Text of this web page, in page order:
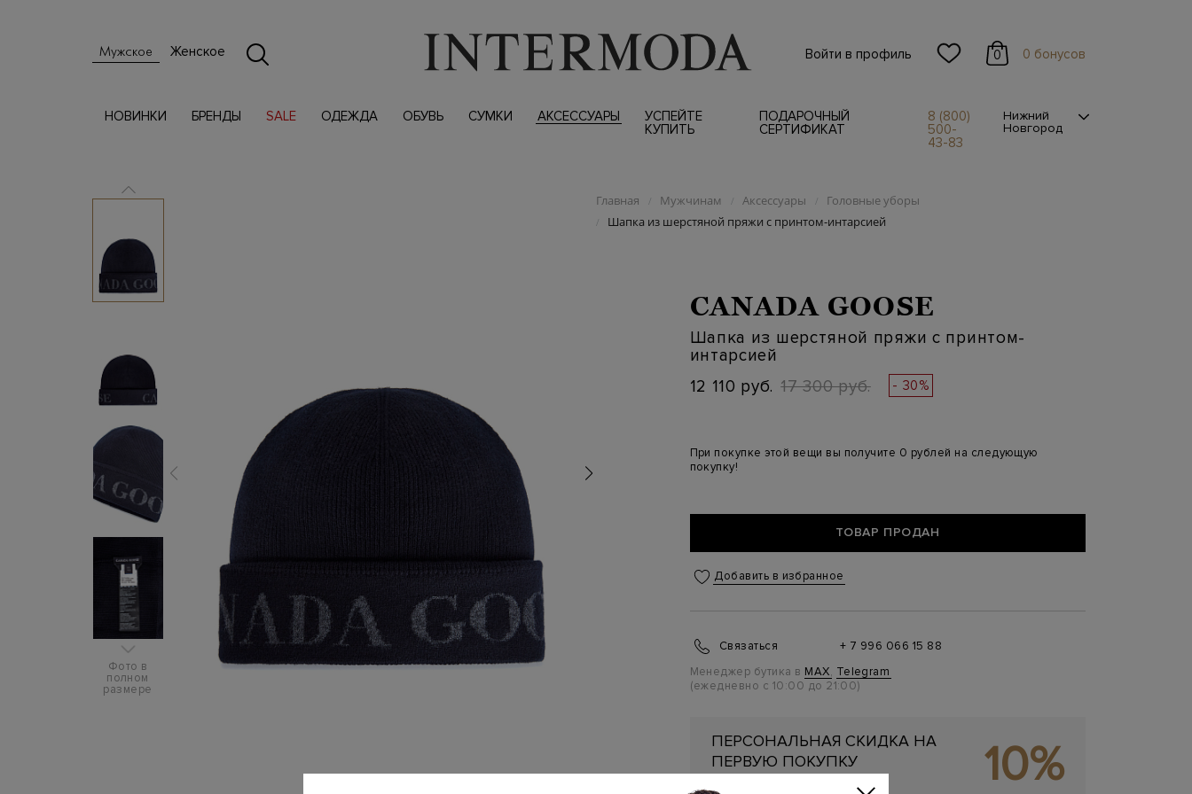
Мужское Женское Войти в профиль 0 0 бонусов
НОВИНКИ БРЕНДЫ SALE ОДЕЖДА ОБУВЬ СУМКИ АКСЕССУАРЫ
УСПЕЙТЕ
КУПИТЬ
ПОДАРОЧНЫЙ
СЕРТИФИКАТ
8 (800)
500-
43-83
Нижний
Новгород
Фото в
полном
размере
Главная / Мужчинам / Аксессуары / Головные уборы
/ Шапка из шерстяной пряжи с принтом-интарсией
CANADA GOOSE
Шапка из шерстяной пряжи с принтом-
интарсией
12 110 руб. 17 300 руб. - 30%
При покупке этой вещи вы получите 0 рублей на следующую
покупку!
ТОВАР ПРОДАН
Добавить в избранное
Связаться
+ 7 996 066 15 88
Менеджер бутика в MAX, Telegram
(ежедневно с 10:00 до 21:00)
ПЕРСОНАЛЬНАЯ СКИДКА НА
ПЕРВУЮ ПОКУПКУ
Подробнее 10%